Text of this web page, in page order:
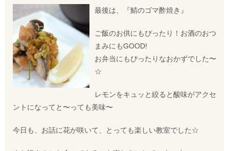
最後は、『鯖のゴマ酢焼き』
ご飯のお供にもぴったり！お酒のおつ
まみにもGOOD!
お弁当にもぴったりなおかずでした〜
☆
レモンをキュッと絞ると酸味がアクセ
ントになってと〜っても美味〜
今日も、お話に花が咲いて、とっても楽しい教室でした☆